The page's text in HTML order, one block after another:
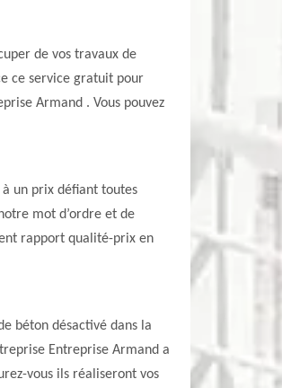
de vos travaux de
ce service gratuit pour
Armand . Vous pouvez
un prix défiant toutes
mot d’ordre et de
rapport qualité-prix en
béton désactivé dans la
Entreprise Armand a
vous ils réaliseront vos